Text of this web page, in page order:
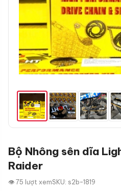
Bộ Nhông sên dĩa
Raider
👁 75 lượt xemSKU: s2b-1819